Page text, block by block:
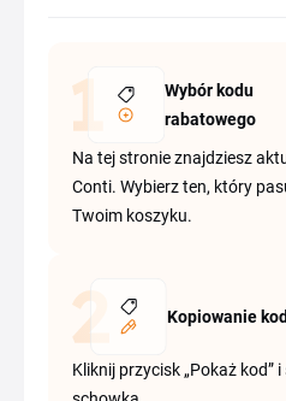
Wybór kodu
rabatowego
Na tej stronie znajdziesz
Conti. Wybierz ten, który
Twoim koszyku.
Kopiowanie
Kliknij przycisk „Pokaż kod”